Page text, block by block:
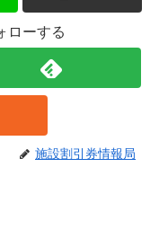
ローする
施設割引券情報局